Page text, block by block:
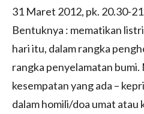
31 Maret 2012, pk. 20.30-
Bentuknya : mematikan
hari itu, dalam rangka
rangka penyelamatan bumi.
kesempatan yang ada –
dalam homili/doa umat atau